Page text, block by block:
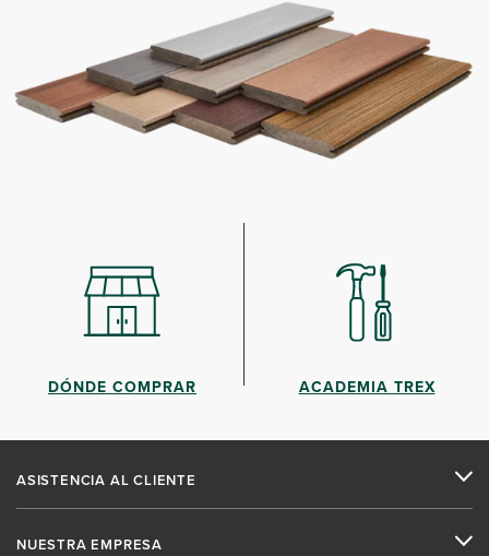
DÓNDE COMPRAR ACADEMIA TREX
ASISTENCIA AL CLIENTE
NUESTRA EMPRESA